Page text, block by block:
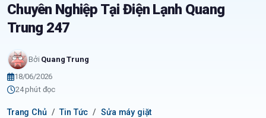
Chuyên Nghiệp Tại Điện Lạnh Quang
Trung 247
Bởi Quang Trung
18/06/2026
24 phút đọc
Trang Chủ Tin Tức
Sửa máy giặt